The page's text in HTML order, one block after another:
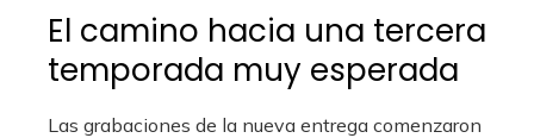
El camino hacia una tercera
temporada muy esperada
Las grabaciones de la nueva entrega comenzaron